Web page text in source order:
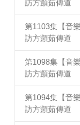
訪方顗茹傳道
第1103集【音
訪方顗茹傳道
第1098集【音
訪方顗茹傳道
第1094集【音
訪方顗茹傳道